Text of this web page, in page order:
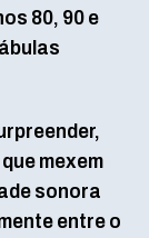
80, 90 e
mexem
sonora
entre o